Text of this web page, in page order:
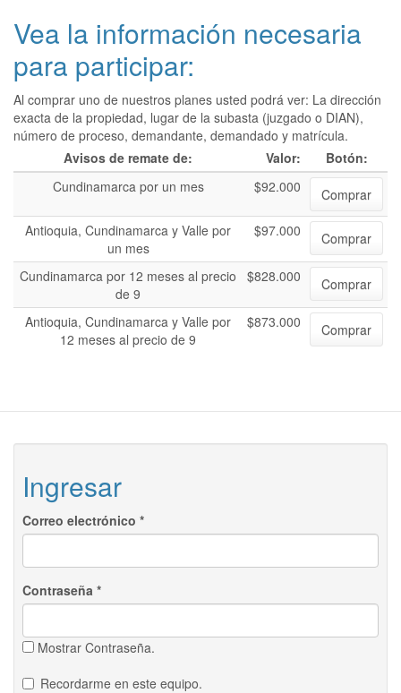
Vea la información necesaria
para participar:
Al comprar uno de nuestros planes usted podrá ver: La dirección
exacta de la propiedad, lugar de la subasta (juzgado o DIAN),
número de proceso, demandante, demandado y matrícula.
Avisos de remate de:
Valor:
Botón:
Cundinamarca por un mes
$92.000
Comprar
Antioquia, Cundinamarca y Valle por
un mes
$97.000 Comprar
Cundinamarca por 12 meses al precio
de 9
$828.000 Comprar
Antioquia, Cundinamarca y Valle por
12 meses al precio de 9
$873.000 Comprar
Ingresar
Correo electrónico *
Contraseña *
Mostrar Contraseña.
Recordarme en este equipo.